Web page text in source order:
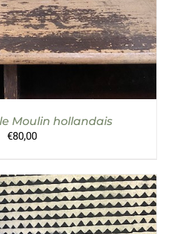
Moulin hollandais
€80,00